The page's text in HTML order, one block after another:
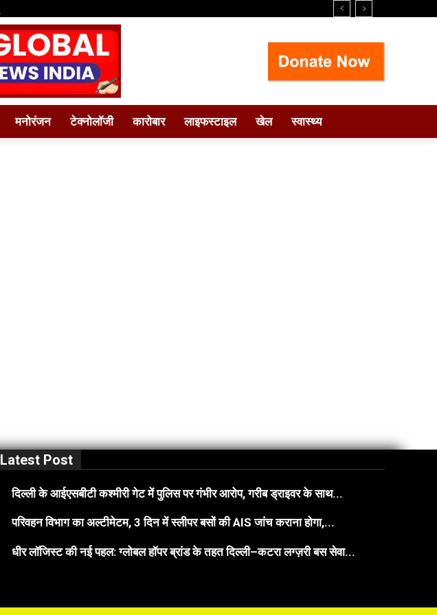
मनोरंजन टेक्नोलॉजी कारोबार लाइफस्टाइल खेल स्वास्थ्य
Latest Post
दिल्ली के आईएसबीटी कश्मीरी गेट में पुलिस पर गंभीर आरोप, गरीब ड्राइवर के साथ...
परिवहन विभाग का अल्टीमेटम, 3 दिन में स्लीपर बसों की AIS जांच कराना होगा,...
धीर लॉजिस्ट की नई पहल: ग्लोबल हॉपर ब्रांड के तहत दिल्ली–कटरा लग्ज़री बस सेवा...